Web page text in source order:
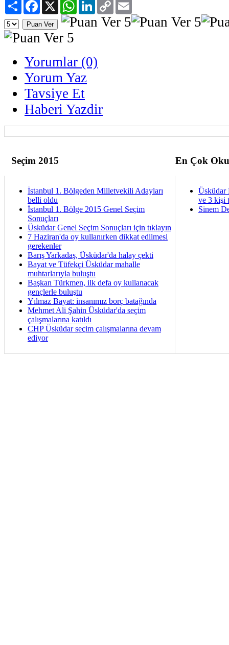
Link
Yorumlar (0)
Yorum Yaz
Tavsiye Et
Haberi Yazdir
Seçim 2015 En Çok
İstanbul 1. Bölgeden Milletvekili Adayları
belli oldu
İstanbul 1. Bölge 2015 Genel Seçim
Sonuçları
Üsküdar Genel Seçim Sonuçları için tıklayın
7 Haziran'da oy kullanırken dikkat edilmesi
gerekenler
Barış Yarkadaş, Üsküdar'da halay çekti
Bayat ve Tüfekçi Üsküdar mahalle
muhtarlarıyla buluştu
Başkan Türkmen, ilk defa oy kullanacak
gençlerle buluştu
Yılmaz Bayat: insanımız borç batağında
Mehmet Ali Şahin Üsküdar'da seçim
çalışmalarına katıldı
CHP Üsküdar seçim çalışmalarına devam
ediyor
Üsküdar
ve 3 kişi
Sinem